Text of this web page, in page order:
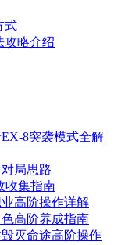
式
攻略介绍
8突袭模式全解
局思路
收集指南
高阶操作详解
高阶养成指南
灭命途高阶操作